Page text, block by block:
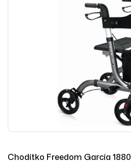
Chodítko Freedom García 1880